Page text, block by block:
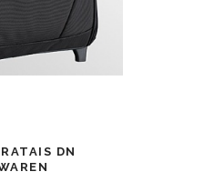
DN